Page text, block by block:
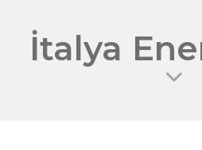
İtalya